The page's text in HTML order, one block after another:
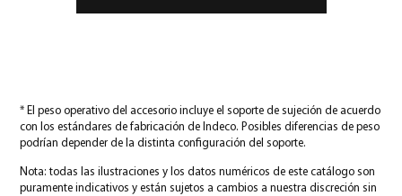
* El peso operativo del accesorio incluye el soporte de sujeción de acuerdo
con los estándares de fabricación de Indeco. Posibles diferencias de peso
podrían depender de la distinta configuración del soporte.
Nota: todas las ilustraciones y los datos numéricos de este catálogo son
puramente indicativos y están sujetos a cambios a nuestra discreción sin